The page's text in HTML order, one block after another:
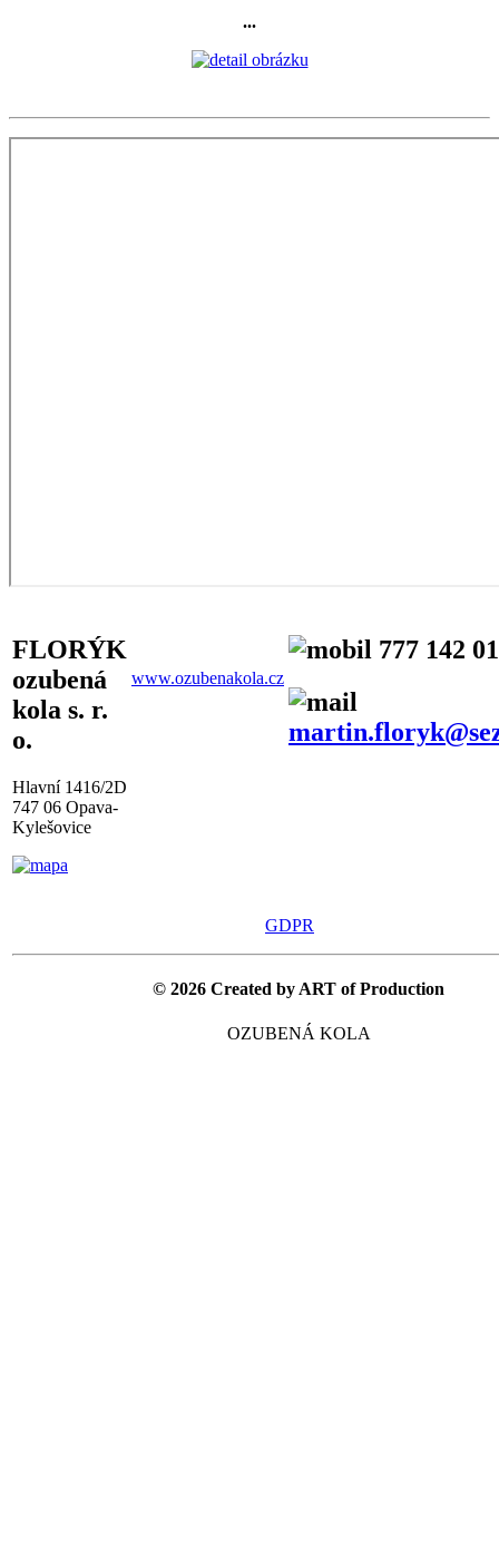
...
FLORÝK
ozubená
kola s. r.
o.
Hlavní 1416/2D
747 06 Opava-
Kylešovice
www.ozubenakola.cz
777 142
GDPR
© 2026 Created by ART of Production
OZUBENÁ KOLA